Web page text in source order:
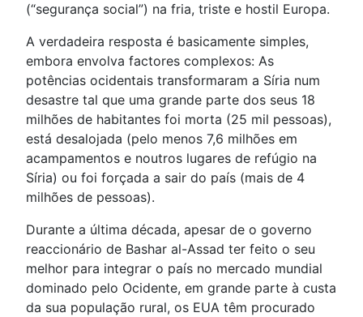
(“segurança social”) na fria, triste e hostil Europa.
A verdadeira resposta é basicamente simples,
embora envolva factores complexos: As
potências ocidentais transformaram a Síria num
desastre tal que uma grande parte dos seus 18
milhões de habitantes foi morta (25 mil pessoas),
está desalojada (pelo menos 7,6 milhões em
acampamentos e noutros lugares de refúgio na
Síria) ou foi forçada a sair do país (mais de 4
milhões de pessoas).
Durante a última década, apesar de o governo
reaccionário de Bashar al-Assad ter feito o seu
melhor para integrar o país no mercado mundial
dominado pelo Ocidente, em grande parte à custa
da sua população rural, os EUA têm procurado